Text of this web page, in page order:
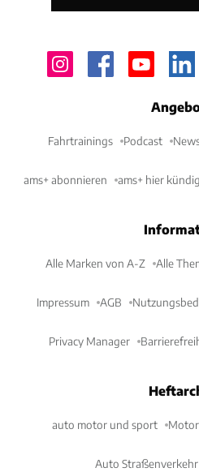
Fahrtrainings Podcast
ams+ abonnieren ams+ hier
Alle Marken von A-Z Alle
Impressum AGB
Privacy Manager
auto motor und sport
Auto Straßenverkehr